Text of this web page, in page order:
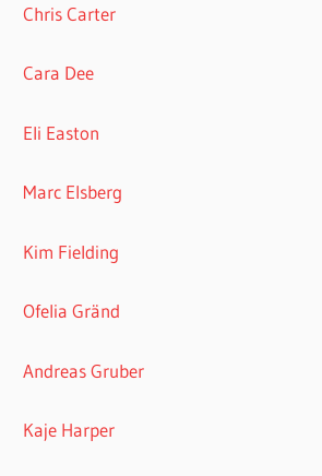
Chris Carter
Cara Dee
Eli Easton
Marc Elsberg
Kim Fielding
Ofelia Gränd
Andreas Gruber
Kaje Harper